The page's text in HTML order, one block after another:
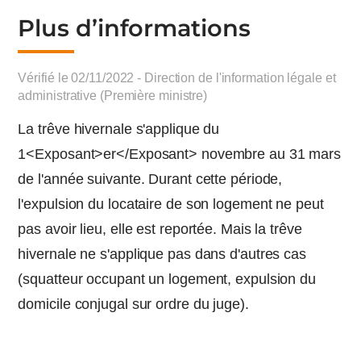
Plus d’informations
Vérifié le 02/11/2022 - Direction de l'information légale et
administrative (Première ministre)
La trêve hivernale s'applique du
1<Exposant>er</Exposant> novembre au 31 mars
de l'année suivante. Durant cette période,
l'expulsion du locataire de son logement ne peut
pas avoir lieu, elle est reportée. Mais la trêve
hivernale ne s'applique pas dans d'autres cas
(squatteur occupant un logement, expulsion du
domicile conjugal sur ordre du juge).